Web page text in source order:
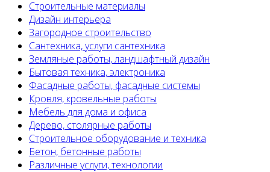
Строительные материалы
Дизайн интерьера
Загородное строительство
Сантехника, услуги сантехника
Земляные работы, ландшафтный дизайн
Бытовая техника, электроника
Фасадные работы, фасадные системы
Кровля, кровельные работы
Мебель для дома и офиса
Дерево, столярные работы
Строительное оборудование и техника
Бетон, бетонные работы
Различные услуги, технологии